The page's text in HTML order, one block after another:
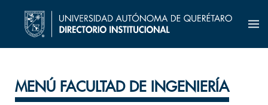
MENÚ FACULTAD DE INGENIERÍA